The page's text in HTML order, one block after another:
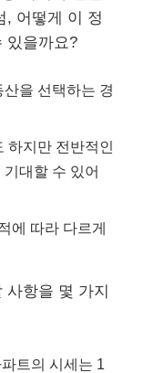
, 어떻게 이 정
있을까요?
을 선택하는 경
하지만 전반적인
대할 수 있어
에 따라 다르게
사항을 몇 가지
트의 시세는 1